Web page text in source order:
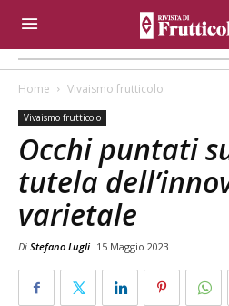
Home Vivaismo frutticolo
Vivaismo frutticolo
Occhi puntati
tutela
varietale
Di Stefano Lugli 15 Maggio 2023